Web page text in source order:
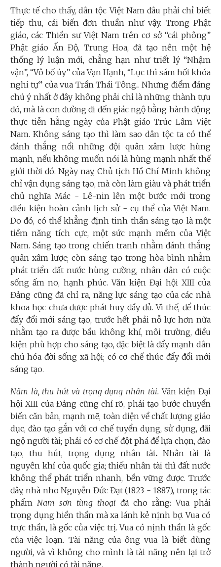
Thực tế cho thấy, dân tộc Việt Nam đâu phải chỉ biết
tiếp thu, cải biến đơn thuần như vậy. Trong Phật
giáo, các Thiền sư Việt Nam trên cơ sở “cái phông”
Phật giáo Ấn Độ, Trung Hoa, đã tạo nên một hệ
thống lý luận mới, chẳng hạn như triết lý “Nhậm
vận”, “Vô bố úy” của Vạn Hạnh, “Lục thì sám hối khóa
nghi tự” của vua Trần Thái Tông... Nhưng điểm đáng
chú ý nhất ở đây không phải chỉ là những thành tựu
đó, mà là con đường đi đến giác ngộ bằng hành động
thực tiễn hằng ngày của Phật giáo Trúc Lâm Việt
Nam. Không sáng tạo thì làm sao dân tộc ta có thể
đánh thắng nổi những đội quân xâm lược hùng
mạnh, nếu không muốn nói là hùng mạnh nhất thế
giới thời đó. Ngày nay, Chủ tịch Hồ Chí Minh không
chỉ vận dụng sáng tạo, mà còn làm giàu và phát triển
chủ nghĩa Mác - Lê-nin lên một bước mới trong
điều kiện hoàn cảnh lịch sử - cụ thể của Việt Nam.
Do đó, có thể khẳng định tinh thần sáng tạo là một
tiềm năng tích cực, một sức mạnh mềm của Việt
Nam. Sáng tạo trong chiến tranh nhằm đánh thắng
quân xâm lược; còn sáng tạo trong hòa bình nhằm
phát triển đất nước hùng cường, nhân dân có cuộc
sống ấm no, hạnh phúc. Văn kiện Đại hội XIII của
Đảng cũng đã chỉ ra, năng lực sáng tạo của các nhà
khoa học chưa được phát huy đầy đủ. Vì thế, để thúc
đẩy đổi mới sáng tạo, trước hết phải nỗ lực hơn nữa
nhằm tạo ra được bầu không khí, môi trường, điều
kiện phù hợp cho sáng tạo, đặc biệt là đẩy mạnh dân
chủ hóa đời sống xã hội; có cơ chế thúc đẩy đổi mới
sáng tạo.
Năm là, thu hút và trọng dụng nhân tài. Văn kiện Đại
hội XIII của Đảng cũng chỉ rõ, phải tạo bước chuyển
biến căn bản, mạnh mẽ, toàn diện về chất lượng giáo
dục, đào tạo gắn với cơ chế tuyển dụng, sử dụng, đãi
ngộ người tài; phải có cơ chế đột phá để lựa chọn, đào
tạo, thu hút, trọng dụng nhân tài. Nhân tài là
nguyên khí của quốc gia; thiếu nhân tài thì đất nước
không thể phát triển nhanh, bền vững được. Trước
đây, nhà nho Nguyễn Đức Đạt (1823 - 1887), trong tác
phẩm Nam sơn tùng thoại đã cho rằng: Vua phải
trọng dụng hiền thần mà xa lánh kẻ nịnh bợ. Vua có
trực thần, là gốc của việc trị. Vua có nịnh thần là gốc
của việc loạn. Tài năng của ông vua là biết dùng
người, và vì không cho mình là tài năng nên lại trở
thành người có tài năng.